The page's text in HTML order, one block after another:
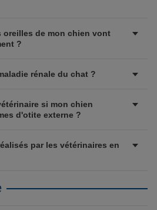
oreilles de mon chien vont
?
rénale du chat ?
si mon chien
d'otite externe ?
par les vétérinaires en